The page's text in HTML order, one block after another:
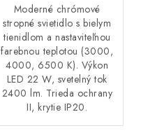
Moderné chrómové
stropné svietidlo s bielym
tienidlom a nastaviteľnou
farebnou teplotou (3000,
4000, 6500 K). Výkon
LED 22 W, svetelný tok
2400 lm. Trieda ochrany
II, krytie IP20.